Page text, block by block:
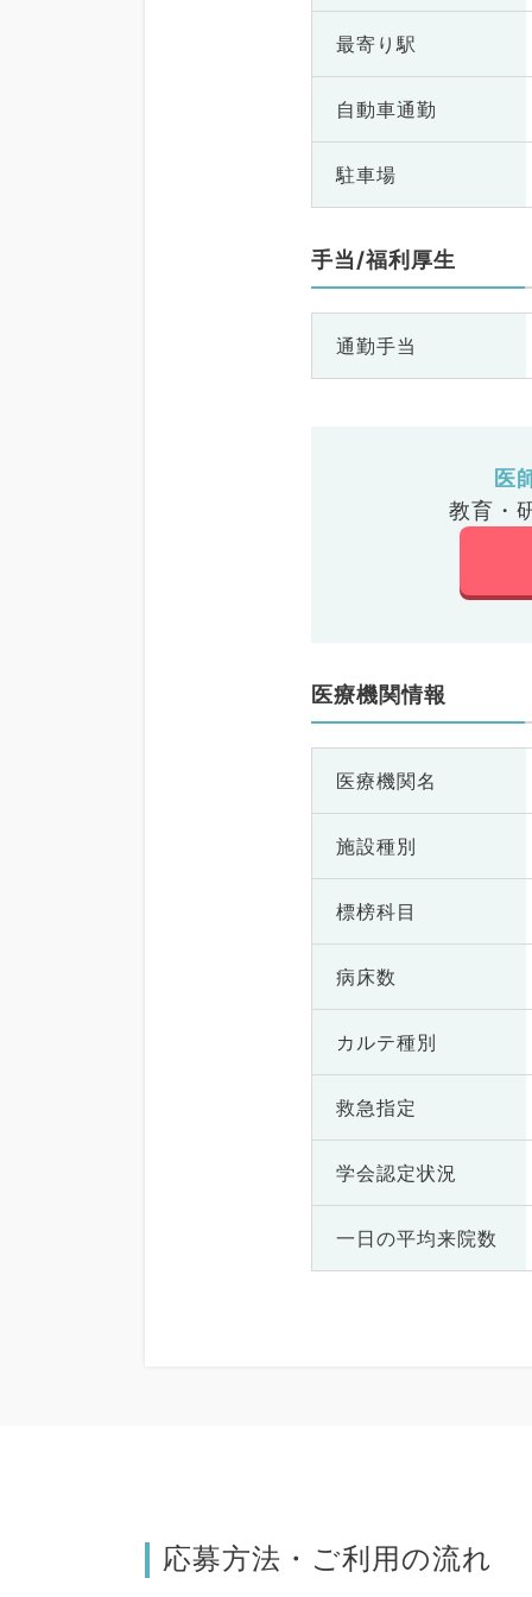
最寄り駅
自動車通勤
駐車場
手当/福利厚生
通勤手当
医
教育・
医療機関情報
医療機関名
施設種別
標榜科目
病床数
カルテ種別
救急指定
学会認定状況
一日の平均来院数
応募方法・ご利用の流れ